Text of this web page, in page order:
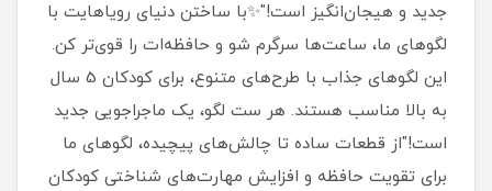
جدید و هیجان‌انگیز است!"✨با ساختن دنیای رویاهایت با
لگوهای ما، ساعت‌ها سرگرم شو و حافظه‌ات را قوی‌تر کن.
این لگوهای جذاب با طرح‌های متنوع، برای کودکان 5 سال
به بالا مناسب هستند. هر ست لگو، یک ماجراجویی جدید
است!"از قطعات ساده تا چالش‌های پیچیده، لگوهای ما
برای تقویت حافظه و افزایش مهارت‌های شناختی کودکان